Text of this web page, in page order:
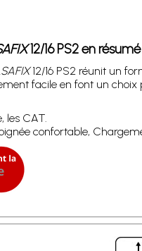
12/16 PS2 en résumé
12/16 PS2 réunit un
facile en font un choix
les CAT.
confortable,